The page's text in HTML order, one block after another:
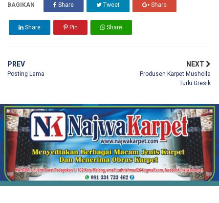
BAGIKAN Share Tweet Share
Share Pin Share
PREV
Posting Lama
NEXT
Produsen Karpet Musholla
Turki Gresik